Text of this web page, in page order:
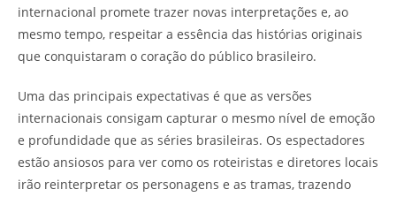
internacional promete trazer novas interpretações e, ao
mesmo tempo, respeitar a essência das histórias originais
que conquistaram o coração do público brasileiro.
Uma das principais expectativas é que as versões
internacionais consigam capturar o mesmo nível de emoção
e profundidade que as séries brasileiras. Os espectadores
estão ansiosos para ver como os roteiristas e diretores locais
irão reinterpretar os personagens e as tramas, trazendo